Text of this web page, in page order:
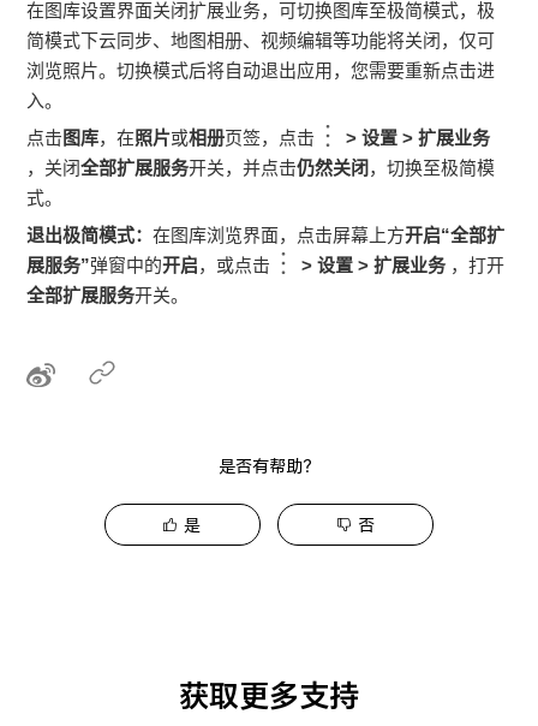
在图库设置界面关闭扩展业务，可切换图库至极简模式，极
简模式下云同步、地图相册、视频编辑等功能将关闭，仅可
浏览照片。切换模式后将自动退出应用，您需要重新点击进
入。
点击 图库，在照片或相册页签，点击 >设置 >扩展业务
，关闭全部扩展服务开关，并点击仍然关闭 ，切换至极简模
式。
退出极简模式：在图库浏览界面，点击屏幕上方开启“全部扩
展服务”弹窗中的开启，或点击 >设置 >扩展业务 ，打开
全部扩展服务开关。
是否有帮助？
是 否
获取更多支持